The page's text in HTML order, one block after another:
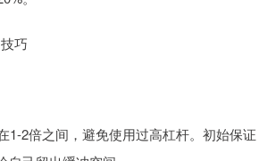
巧
1-2倍之间，避免使用过高杠杆。初始保证